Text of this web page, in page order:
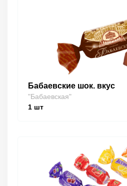
Бабаевские шок. вкус
"Бабаевская"
1 шт